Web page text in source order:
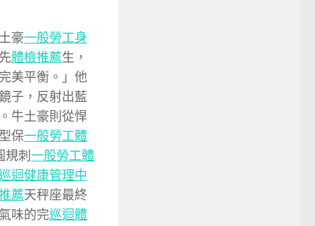
豪一般勞工身
體檢推薦生，
美平衡。」他
子，反射出藍
。牛土豪則從悍
保一般勞工體
刺 一般勞工體
迴健康管理中
薦天秤座最終
味的完巡迴體